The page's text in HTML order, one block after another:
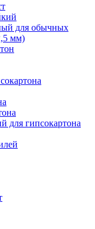
для обычных
мм)
для гипсокартона